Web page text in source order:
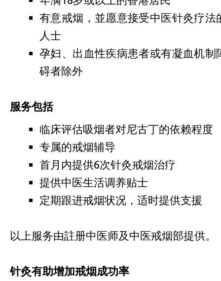
有意戒烟，並愿意接受中医针灸疗法
人士
孕妇、出血性疾病患者或有凝血机制
碍者除外
服务包括
临床评估吸烟者对尼古丁的依赖程度
专属的戒烟辅导
首月内提供6次针灸戒烟治疗
提供中医生活调养贴士
定期跟进戒烟状况，适时提供支援
以上服务由註册中医师及中医戒烟部提供。
针灸有助增加戒烟成功率